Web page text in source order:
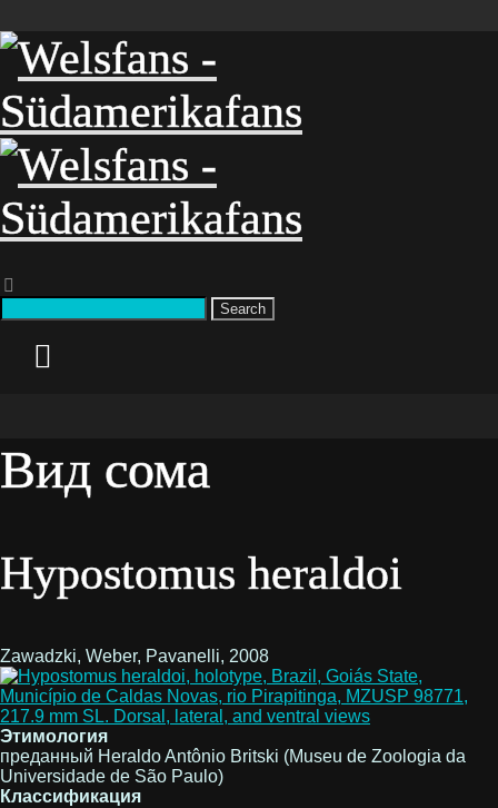
Search
Вид сома
Hypostomus heraldoi
Zawadzki, Weber, Pavanelli, 2008
Этимология
преданный Heraldo Antônio Britski (Museu de Zoologia da
Universidade de São Paulo)
Классификация